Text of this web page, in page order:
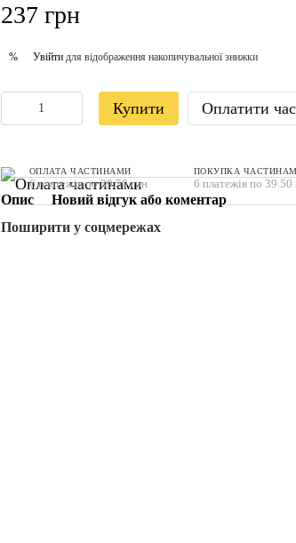
237 грн
% Увійтидля відображення накопичувальної знижки
Купити Оплатити
ОПЛАТА ЧАСТИНАМИ
6 платежів по 39.50 грн
ПОКУПКА
6 платежів по 39.50
Опис
Новий відгук або коментар
Поширити у соцмережах